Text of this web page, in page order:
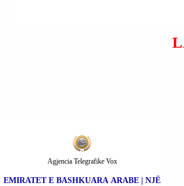
EMIRATET E BASHKUARA ARABE | NJË
Agjencia Telegrafike Vox